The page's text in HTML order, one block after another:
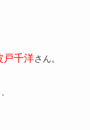
戸千洋さん。